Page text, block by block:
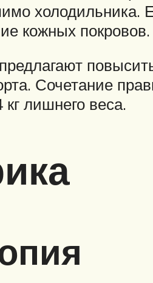
холодильника.
кожных
Сочетание
лишнего веса.